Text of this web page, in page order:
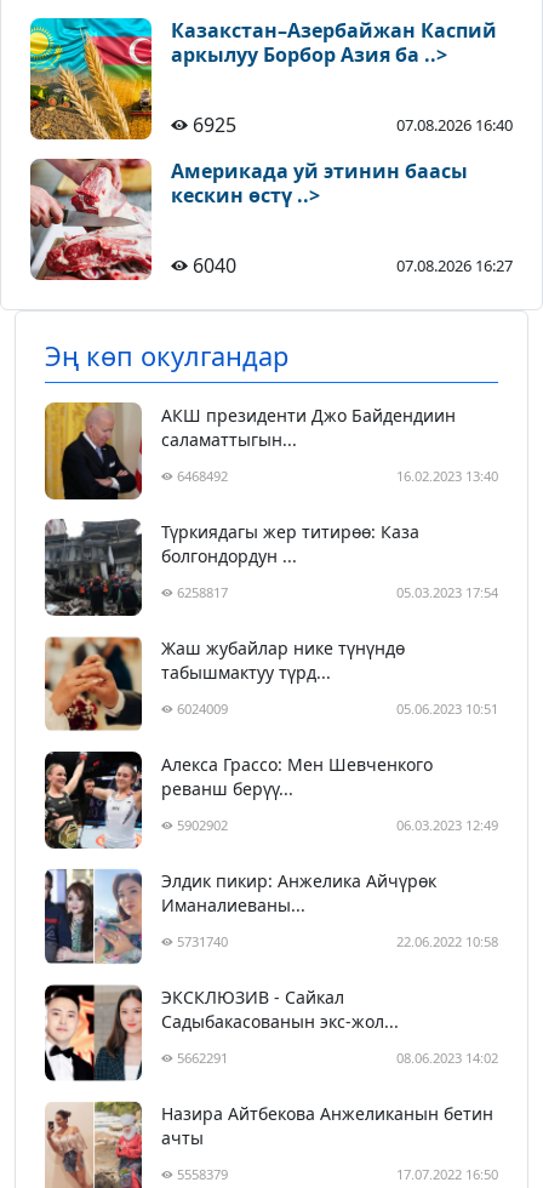
Казакстан–Азербайжан Каспий
аркылуу Борбор Азия ба ..>
6925 07.08.2026 16:40
Америкада уй этинин баасы
кескин өстү ..>
6040 07.08.2026 16:27
Эң көп окулгандар
АКШ президенти Джо Байдендиин
саламаттыгын...
6468492 16.02.2023 13:40
Түркиядагы жер титирөө: Каза
болгондордун ...
6258817 05.03.2023 17:54
Жаш жубайлар нике түнүндө
табышмактуу түрд...
6024009 05.06.2023 10:51
Алекса Грассо: Мен Шевченкого
реванш берүү...
5902902 06.03.2023 12:49
Элдик пикир: Анжелика Айчүрөк
Иманалиеваны...
5731740 22.06.2022 10:58
ЭКСКЛЮЗИВ - Сайкал
Садыбакасованын экс-жол...
5662291 08.06.2023 14:02
Назира Айтбекова Анжеликанын бетин
ачты
5558379 17.07.2022 16:50